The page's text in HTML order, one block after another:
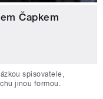
Čapkem
spisovatele,
jinou formou.